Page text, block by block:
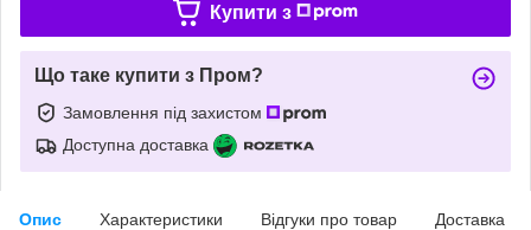
Купити з
Що таке купити з Пром?
Замовлення під захистом
Доступна доставка
Опис Характеристики Відгуки про товар Доставка